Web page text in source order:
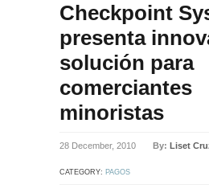
Checkpoint
presenta
solución para
comerciantes
minoristas
28 December, 2010 By: Liset
CATEGORY: PAGOS